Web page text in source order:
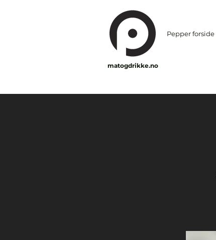
Pepper forside
matogdrikke.no